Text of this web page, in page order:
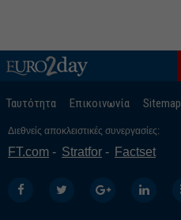
Ταυτότητα Επικοινωνία Sitemap
Διεθνείς αποκλειστικές συνεργασίες:
FT.com Stratfor Factset